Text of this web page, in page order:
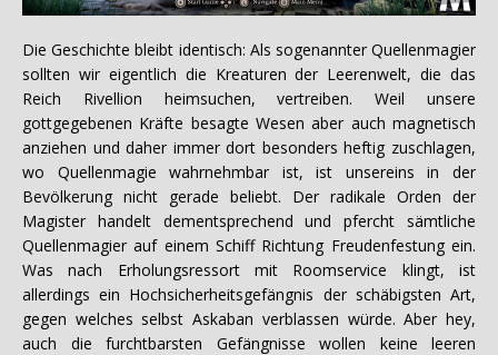
Die Geschichte bleibt identisch: Als sogenannter Quellenmagier
sollten wir eigentlich die Kreaturen der Leerenwelt, die das
Reich Rivellion heimsuchen, vertreiben. Weil unsere
gottgegebenen Kräfte besagte Wesen aber auch magnetisch
anziehen und daher immer dort besonders heftig zuschlagen,
wo Quellenmagie wahrnehmbar ist, ist unsereins in der
Bevölkerung nicht gerade beliebt. Der radikale Orden der
Magister handelt dementsprechend und pfercht sämtliche
Quellenmagier auf einem Schiff Richtung Freudenfestung ein.
Was nach Erholungsressort mit Roomservice klingt, ist
allerdings ein Hochsicherheitsgefängnis der schäbigsten Art,
gegen welches selbst Askaban verblassen würde. Aber hey,
auch die furchtbarsten Gefängnisse wollen keine leeren